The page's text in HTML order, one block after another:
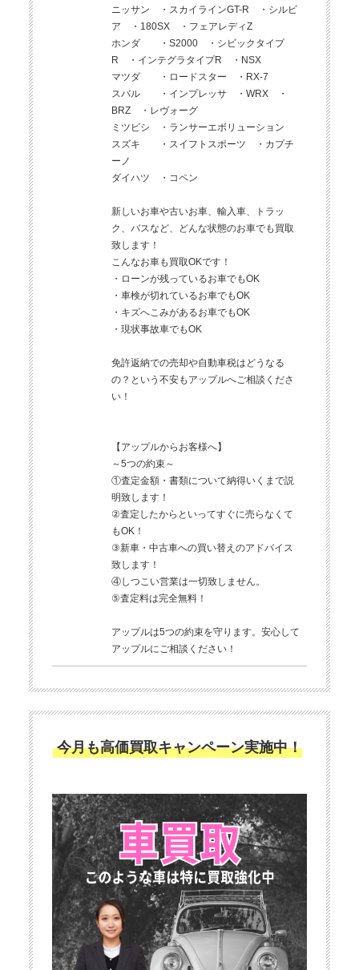
ニッサン ・スカイラインGT-R ・シルビ
ア ・180SX ・フェアレディZ
ホンダ ・S2000 ・シビックタイプ
R ・インテグラタイプR ・NSX
マツダ ・ロードスター ・RX-7
スバル ・インプレッサ ・WRX ・
BRZ ・レヴォーグ
ミツビシ ・ランサーエボリューション
スズキ ・スイフトスポーツ ・カプチ
ーノ
ダイハツ ・コペン
新しいお車や古いお車、輸入車、トラッ
ク、バスなど、どんな状態のお車でも買取
致します！
こんなお車も買取OKです！
・ローンが残っているお車でもOK
・車検が切れているお車でもOK
・キズへこみがあるお車でもOK
・現状事故車でもOK
免許返納での売却や自動車税はどうなる
の？という不安もアップルへご相談くださ
い！
【アップルからお客様へ】
～5つの約束～
①査定金額・書類について納得いくまで説
明致します！
②査定したからといってすぐに売らなくて
もOK！
③新車・中古車への買い替えのアドバイス
致します！
④しつこい営業は一切致しません。
⑤査定料は完全無料！
アップルは5つの約束を守ります。安心して
アップルにご相談ください！
今月も高価買取キャンペーン実施中！